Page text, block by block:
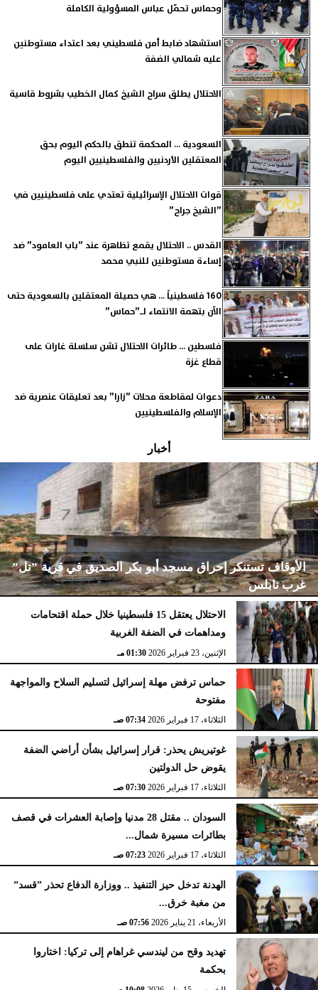
وحماس تحمّل عباس المسؤولية الكاملة
استشهاد ضابط أمن فلسطيني بعد اعتداء مستوطنين
عليه شمالي الضفة
الاحتلال يطلق سراح الشيخ كمال الخطيب بشروط قاسية
السعودية ... المحكمة تنطق بالحكم اليوم بحق
المعتقلين الأردنيين والفلسطينيين اليوم
قوات الاحتلال الإسرائيلية تعتدي على فلسطينيين في
”الشيخ جراح”
القدس .. الاحتلال يقمع تظاهرة عند ”باب العامود” ضد
إساءة مستوطنين للنبي محمد
160 فلسطينياً ... هي حصيلة المعتقلين بالسعودية حتى
الآن بتهمة الانتماء لـ”حماس”
فلسطين ... طائرات الاحتلال تشن سلسلة غارات على
قطاع غزة
دعوات لمقاطعة محلات ”زارا” بعد تعليقات عنصرية ضد
الإسلام والفلسطينيين
أخبار
الأوقاف تستنكر إحراق مسجد أبو بكر الصديق في قرية ”تل”
غرب نابلس
الإثنين، 23 فبراير 2026 02:15 مـ
الاحتلال يعتقل 15 فلسطينيا خلال حملة اقتحامات
ومداهمات في الضفة الغربية
الإثنين، 23 فبراير 2026 01:30 مـ
حماس ترفض مهلة إسرائيل لتسليم السلاح والمواجهة
مفتوحة
الثلاثاء، 17 فبراير 2026 07:34 صـ
غوتيريش يحذر: قرار إسرائيل بشأن أراضي الضفة
يقوض حل الدولتين
الثلاثاء، 17 فبراير 2026 07:30 صـ
السودان .. مقتل 28 مدنيا وإصابة العشرات في قصف
بطائرات مسيرة شمال...
الثلاثاء، 17 فبراير 2026 07:23 صـ
الهدنة تدخل حيز التنفيذ .. ووزارة الدفاع تحذر ”قسد”
من مغبة خرق...
الأربعاء، 21 يناير 2026 07:56 صـ
تهديد وقح من ليندسي غراهام إلى تركيا: اختاروا
بحكمة